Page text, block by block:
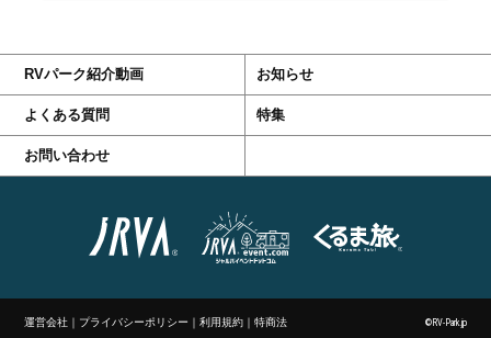
RVパーク紹介動画 お知らせ
よくある質問 特集
お問い合わせ
運営会社 ｜ プライバシーポリシー ｜利用規約 ｜特商法 ©RV-Park.jp